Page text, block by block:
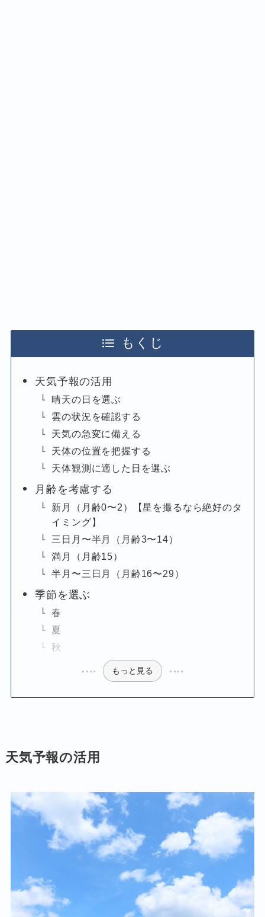
もくじ
天気予報の活用
晴天の日を選ぶ
雲の状況を確認する
天気の急変に備える
天体の位置を把握する
天体観測に適した日を選ぶ
月齢を考慮する
新月（月齢0〜2）【星を撮るなら絶好のタ
イミング】
三日月〜半月（月齢3〜14）
満月（月齢15）
半月〜三日月（月齢16〜29）
季節を選ぶ
春
夏
秋
もっと見る
天気予報の活用